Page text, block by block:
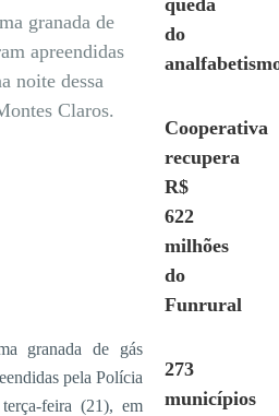
granada de
apreendidas
noite dessa
Claros.
granada de gás
pela Polícia
feira (21), em
queda
do
Cooperativa
recupera
R$
622
milhões
do
Funrural
273
municípios